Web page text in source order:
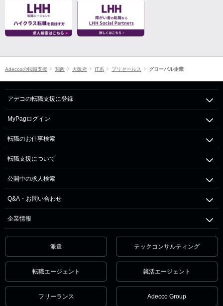
Adeccoの転職支援 関西 大阪府 IT系 プリセールス グローバル企業
アデコの転職支援に登録
MyPagログイン
転職のお仕事検索
転職支援について
公開中の求人検索
Q&A・お問い合わせ
企業情報
派遣 テックコンサルティング
転職エージェント 就活エージェント
フリーランス Adecco Group